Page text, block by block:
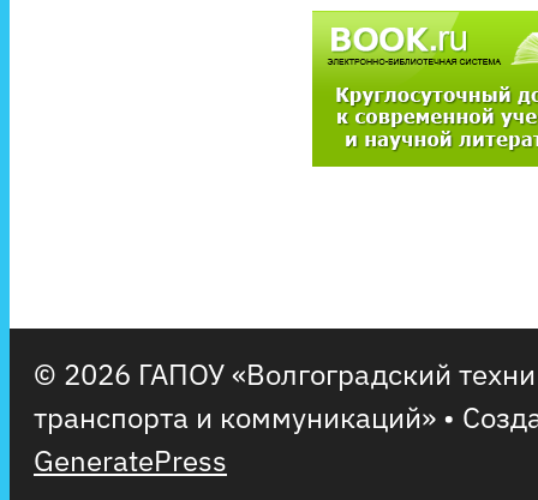
© 2026 ГАПОУ «Волгоградский
транспорта и коммуникаций» •
GeneratePress